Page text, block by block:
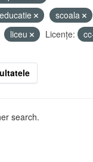
educatie scoala
liceu Licenţe:
search.